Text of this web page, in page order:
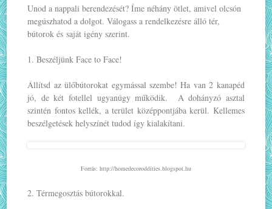
Unod a nappali berendezését? Íme néhány ötlet, amivel olcsón
megúszhatod a dolgot. Válogass a rendelkezésre álló tér,
bútorok és saját igény szerint.
1. Beszéljünk Face to Face!
Állítsd az ülőbútorokat egymással szembe! Ha van 2 kanapéd
jó, de két fotellel ugyanúgy működik. A dohányzó asztal
szintén fontos kellék, a terület középpontjába kerül. Kellemes
beszélgetések helyszínét tudod így kialakítani.
Forrás: http://homedecoroddities.blogspot.hu
2. Térmegosztás bútorokkal.